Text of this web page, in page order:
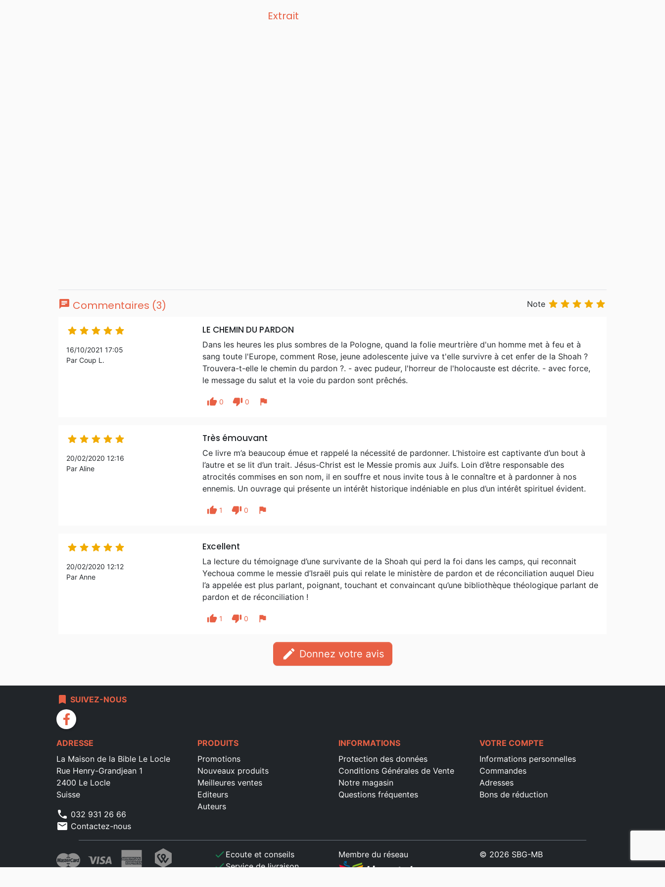
Extrait
chat Commentaires (3) Note     
    
16/10/2021 17:05
Par Coup L.
LE CHEMIN DU PARDON
Dans les heures les plus sombres de la Pologne, quand la folie meurtrière d'un homme met à feu et à
sang toute l'Europe, comment Rose, jeune adolescente juive va t'elle survivre à cet enfer de la Shoah ?
Trouvera-t-elle le chemin du pardon ?. - avec pudeur, l'horreur de l'holocauste est décrite. - avec force,
le message du salut et la voie du pardon sont prêchés.
thumb_up 0 thumb_down 0 flag
    
20/02/2020 12:16
Par Aline
Très émouvant
Ce livre m’a beaucoup émue et rappelé la nécessité de pardonner. L’histoire est captivante d’un bout à
l’autre et se lit d’un trait. Jésus-Christ est le Messie promis aux Juifs. Loin d’être responsable des
atrocités commises en son nom, il en souffre et nous invite tous à le connaître et à pardonner à nos
ennemis. Un ouvrage qui présente un intérêt historique indéniable en plus d’un intérêt spirituel évident.
thumb_up 1 thumb_down 0 flag
    
20/02/2020 12:12
Par Anne
Excellent
La lecture du témoignage d’une survivante de la Shoah qui perd la foi dans les camps, qui reconnait
Yechoua comme le messie d’Israël puis qui relate le ministère de pardon et de réconciliation auquel Dieu
l’a appelée est plus parlant, poignant, touchant et convaincant qu’une bibliothèque théologique parlant de
pardon et de réconciliation !
thumb_up 1 thumb_down 0 flag
edit Donnez votre avis
bookmark SUIVEZ-NOUS
facebook
ADRESSE
La Maison de la Bible Le Locle
Rue Henry-Grandjean 1
2400 Le Locle
Suisse
phone 032 931 26 66
mail Contactez-nous
PRODUITS
Promotions
Nouveaux produits
Meilleures ventes
Editeurs
Auteurs
INFORMATIONS
Protection des données
Conditions Générales de Vente
Notre magasin
Questions fréquentes
VOTRE COMPTE
Informations personnelles
Commandes
Adresses
Bons de réduction
check Ecoute et conseils
checkService de livraison
Membre du réseau © 2026 SBG-MB